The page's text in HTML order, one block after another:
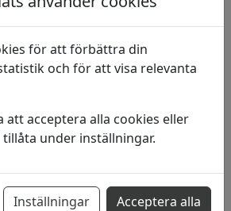
för att förbättra din
och för att visa relevanta
att acceptera alla cookies eller
tillåta under inställningar.
Inställningar Acceptera alla